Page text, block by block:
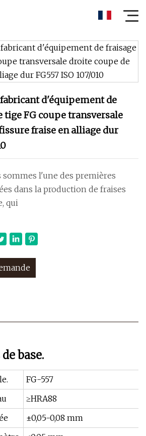
d'équipement de
tige FG coupe transversale
fraise en alliage dur
l'une des premières
dans la production de fraises
qui
base.
FG-557
≥HRA88
±0,05-0,08 mm